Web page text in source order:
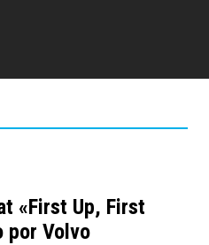
«First Up, First
por Volvo